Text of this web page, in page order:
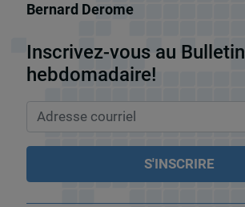
Bernard Derome
Inscrivez-vous au Bulletin
hebdomadaire!